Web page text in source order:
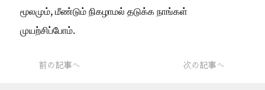
前の記事へ 次の記事へ
மூலமும், மீண்டும் நிகழாமல் தடுக்க நாங்கள்
முயற்சிப்போம்.